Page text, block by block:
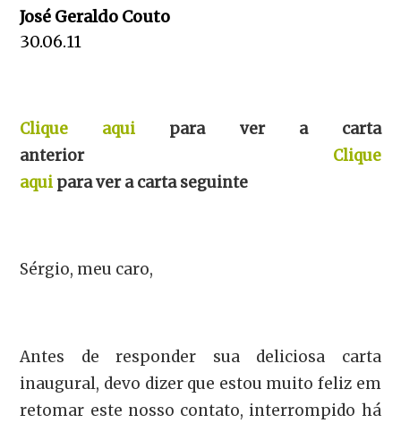
José Geraldo Couto
30.06.11
Clique aqui para ver a carta
anterior
Clique
aqui para ver a carta seguinte
Sérgio, meu caro,
Antes de responder sua deliciosa carta
inaugural, devo dizer que estou muito feliz em
retomar este nosso contato, interrompido há